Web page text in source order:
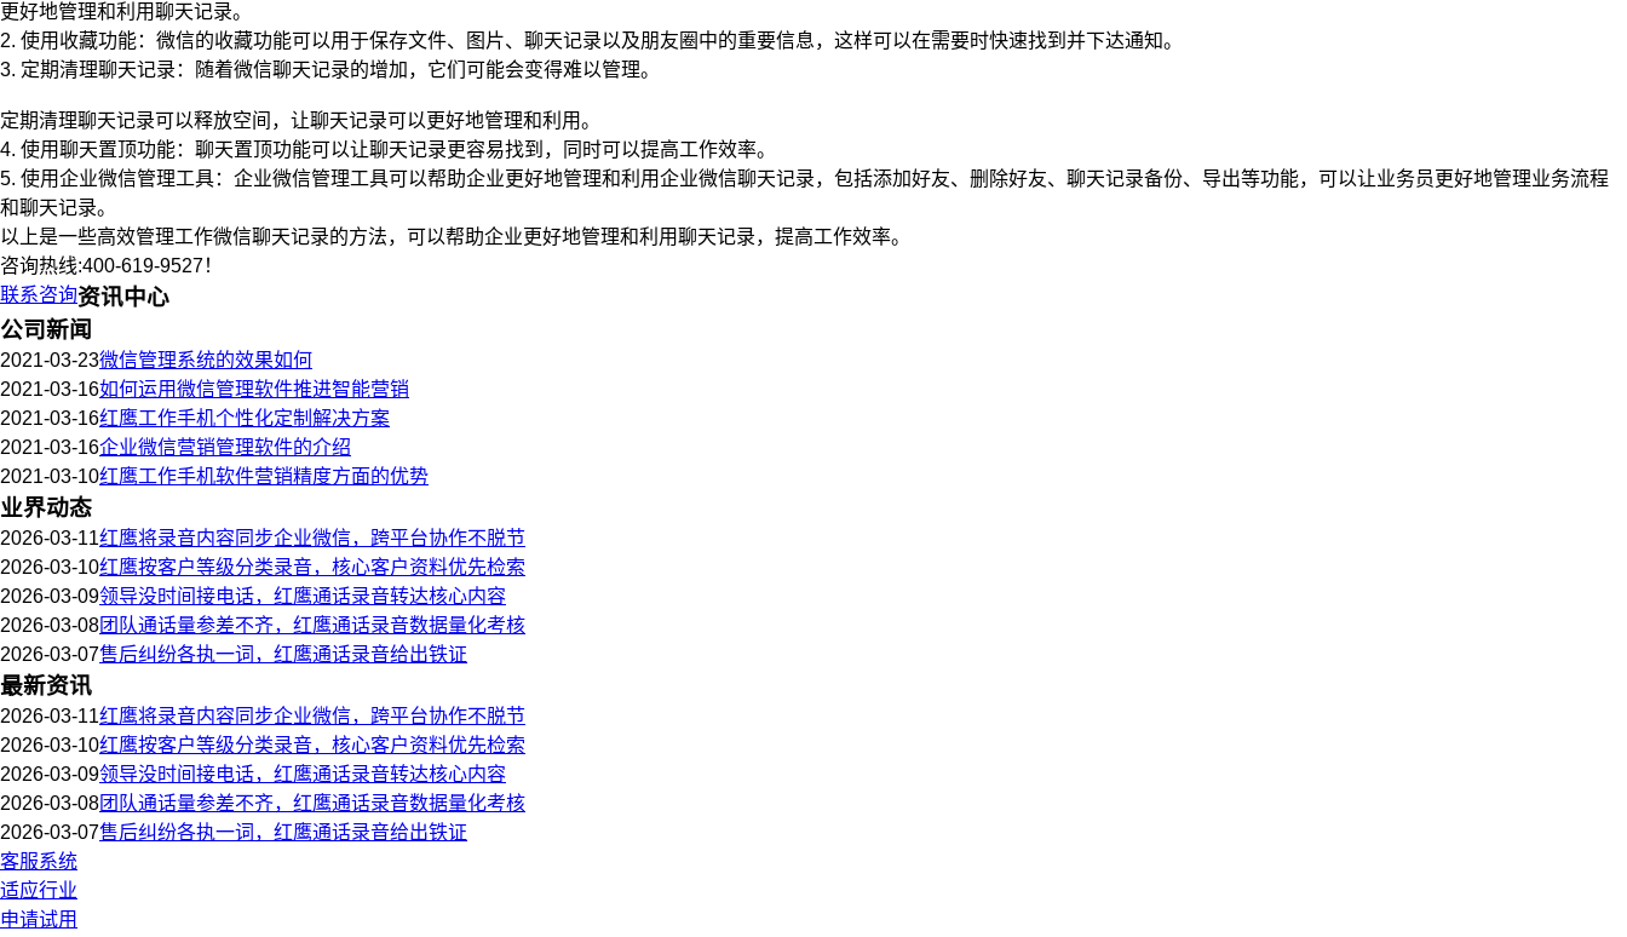
更好地管理和利用聊天记录。
2. 使用收藏功能：微信的收藏功能可以用于保存文件、图片、聊天记录以及朋友圈中的重要信息，这样可以在需要时快速找到并下达通知。
3. 定期清理聊天记录：随着微信聊天记录的增加，它们可能会变得难以管理。
定期清理聊天记录可以释放空间，让聊天记录可以更好地管理和利用。
4. 使用聊天置顶功能：聊天置顶功能可以让聊天记录更容易找到，同时可以提高工作效率。
5. 使用企业微信管理工具：企业微信管理工具可以帮助企业更好地管理和利用企业微信聊天记录，包括添加好友、删除好友、聊天记录备份、导出等功能，可以让业务员更好地管理业务流程
和聊天记录。
以上是一些高效管理工作微信聊天记录的方法，可以帮助企业更好地管理和利用聊天记录，提高工作效率。
咨询热线:400-619-9527！
联系咨询资讯中心
公司新闻
2021-03-23微信管理系统的效果如何
2021-03-16如何运用微信管理软件推进智能营销
2021-03-16红鹰工作手机个性化定制解决方案
2021-03-16企业微信营销管理软件的介绍
2021-03-10红鹰工作手机软件营销精度方面的优势
业界动态
2026-03-11红鹰将录音内容同步企业微信，跨平台协作不脱节
2026-03-10红鹰按客户等级分类录音，核心客户资料优先检索
2026-03-09领导没时间接电话，红鹰通话录音转达核心内容
2026-03-08团队通话量参差不齐，红鹰通话录音数据量化考核
2026-03-07售后纠纷各执一词，红鹰通话录音给出铁证
最新资讯
2026-03-11红鹰将录音内容同步企业微信，跨平台协作不脱节
2026-03-10红鹰按客户等级分类录音，核心客户资料优先检索
2026-03-09领导没时间接电话，红鹰通话录音转达核心内容
2026-03-08团队通话量参差不齐，红鹰通话录音数据量化考核
2026-03-07售后纠纷各执一词，红鹰通话录音给出铁证
客服系统
适应行业
申请试用